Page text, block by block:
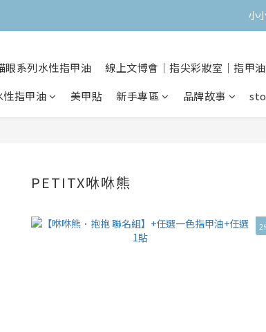
小
眼系列水性指甲油 線上文博會｜指尖彩妝室｜指甲
性指甲油 美甲貼 新手專區 品牌故事
PETITX咻咻熊
2